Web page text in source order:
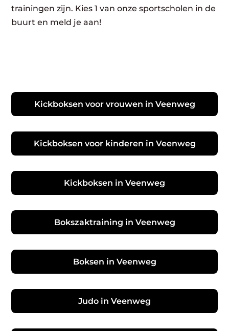
trainingen zijn. Kies 1 van onze sportscholen in de
buurt en meld je aan!
Kickboksen voor vrouwen in Veenweg
Kickboksen voor kinderen in Veenweg
Kickboksen in Veenweg
Bokszaktraining in Veenweg
Boksen in Veenweg
Judo in Veenweg